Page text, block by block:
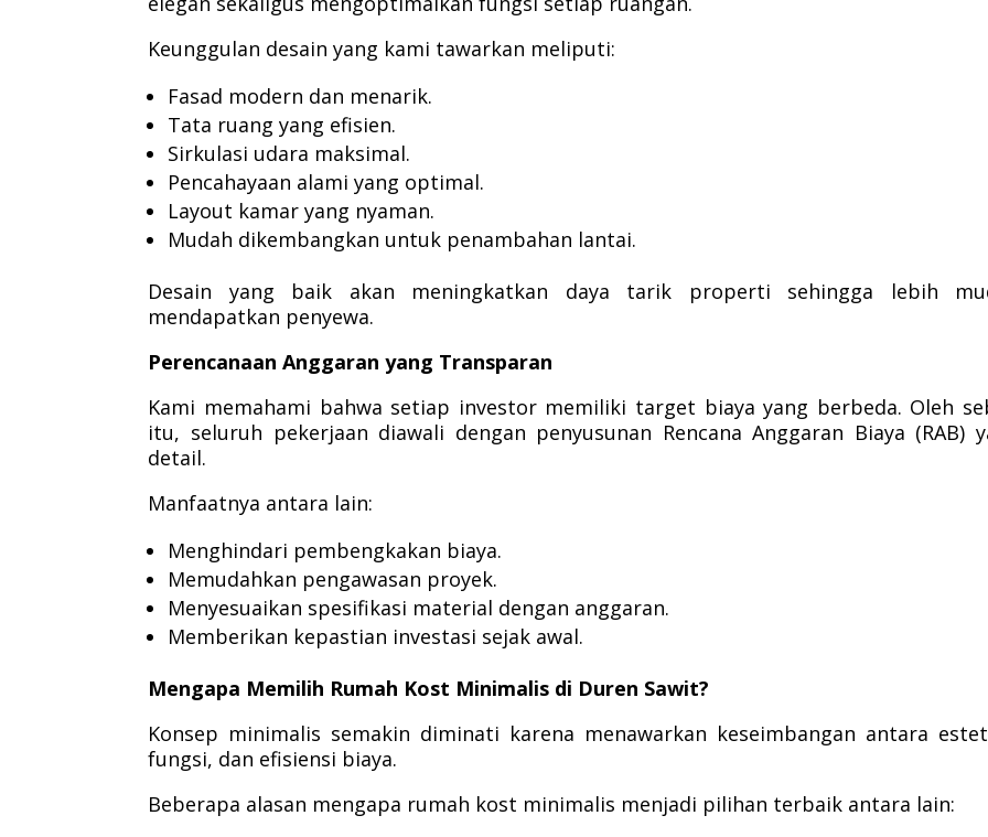
Keunggulan desain yang kami tawarkan meliputi:
Fasad modern dan menarik.
Tata ruang yang efisien.
Sirkulasi udara maksimal.
Pencahayaan alami yang optimal.
Layout kamar yang nyaman.
Mudah dikembangkan untuk penambahan lantai.
Desain yang baik akan meningkatkan daya tarik properti sehingga lebih
mendapatkan penyewa.
Perencanaan Anggaran yang Transparan
Kami memahami bahwa setiap investor memiliki target biaya yang berbeda. Oleh
itu, seluruh pekerjaan diawali dengan penyusunan Rencana Anggaran Biaya (RAB)
detail.
Manfaatnya antara lain:
Menghindari pembengkakan biaya.
Memudahkan pengawasan proyek.
Menyesuaikan spesifikasi material dengan anggaran.
Memberikan kepastian investasi sejak awal.
Mengapa Memilih Rumah Kost Minimalis di Duren Sawit?
Konsep minimalis semakin diminati karena menawarkan keseimbangan antara
fungsi, dan efisiensi biaya.
Beberapa alasan mengapa rumah kost minimalis menjadi pilihan terbaik antara lain: